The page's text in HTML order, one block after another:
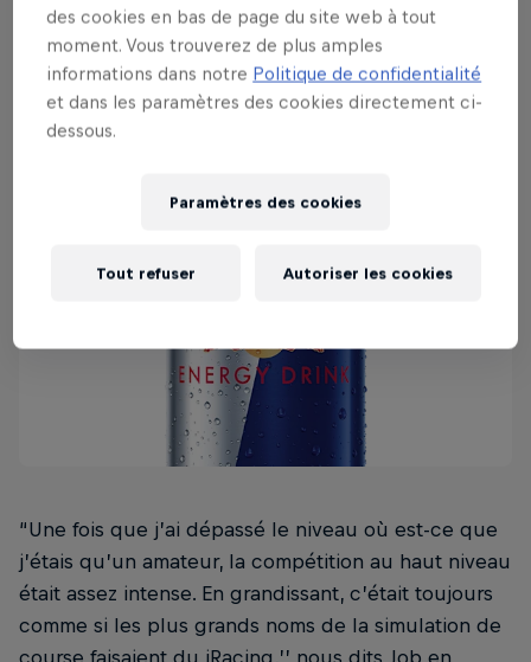
En savoir plus
“Une fois que j’ai dépassé le niveau où est-ce que
j’étais qu’un amateur, la compétition au haut niveau
était assez intense. En grandissant, c’était toujours
comme si les plus grands noms de la simulation de
des cookies en bas de page du site web à tout
moment. Vous trouverez de plus amples
informations dans notre Politique de confidentialité
et dans les paramètres des cookies directement ci-
dessous.
Paramètres des cookies
Tout refuser Autoriser les cookies